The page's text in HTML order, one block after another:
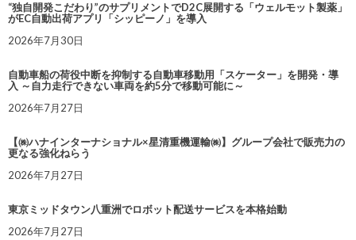
“独自開発こだわり”のサプリメントでD2C展開する「ウェルモット製薬」
がEC自動出荷アプリ「シッピーノ」を導入
2026年7月30日
自動車船の荷役中断を抑制する自動車移動用「スケーター」を開発・導
入 ～自力走行できない車両を約5分で移動可能に～
2026年7月27日
【㈱ハナインターナショナル×星清重機運輸㈱】グループ会社で販売力の
更なる強化ねらう
2026年7月27日
東京ミッドタウン八重洲でロボット配送サービスを本格始動
2026年7月27日